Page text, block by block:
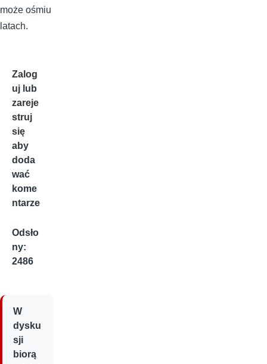
może ośmiu
latach.
Zalog
uj lub
zareje
struj
się
aby
doda
wać
kome
ntarze
Odsło
ny:
2486
W
dysku
sji
biorą